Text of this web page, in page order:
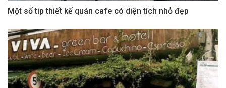
Một số tip thiết kế quán cafe có diện tích nhỏ đẹp